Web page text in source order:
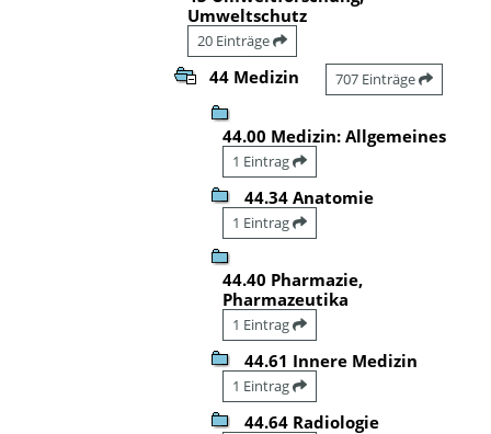
Umweltschutz
20 Einträge
44 Medizin 707 Einträge
44.00 Medizin: Allgemeines
1 Eintrag
44.34 Anatomie
1 Eintrag
44.40 Pharmazie,
Pharmazeutika
1 Eintrag
44.61 Innere Medizin
1 Eintrag
44.64 Radiologie